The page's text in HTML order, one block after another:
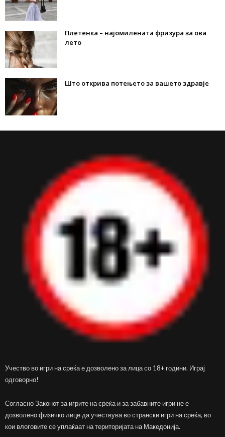
Плетенка – најомилената фризура за ова
лето
Што открива потењето за вашето здравје
Учество во игри на среќа е дозволено за лица со 18+ години. Играј
одговорно!
Согласно Законот за игрите на среќа и за забавните игри не е
дозволено физичко лице да учествува во странски игри на среќа, во
кои влоговите се уплаќаат на територијата на Македонија.